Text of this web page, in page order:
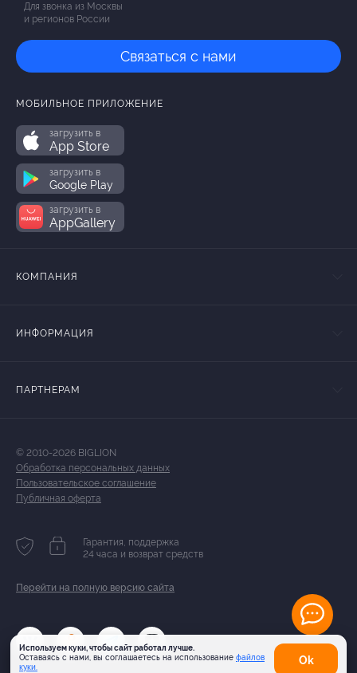
Используем куки, чтобы сайт работал лучше.
Оставаясь с нами, вы соглашаетесь на использование файлов
куки.
Оk
Для звонка из Москвы
и регионов России
Связаться с нами
МОБИЛЬНОЕ ПРИЛОЖЕНИЕ
загрузить в
App Store
загрузить в
Google Play
загрузить в
AppGallery
КОМПАНИЯ
ИНФОРМАЦИЯ
ПАРТНЕРАМ
© 2010-2026 BIGLION
Обработка персональных данных
Пользовательское соглашение
Публичная оферта
Гарантия, поддержка
24 часа и возврат средств
Перейти на полную версию сайта